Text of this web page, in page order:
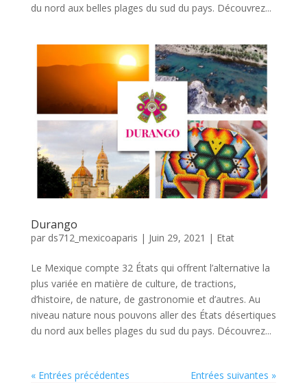
du nord aux belles plages du sud du pays. Découvrez...
Durango
par ds712_mexicoaparis | Juin 29, 2021 | Etat
Le Mexique compte 32 États qui offrent l’alternative la
plus variée en matière de culture, de tractions,
d’histoire, de nature, de gastronomie et d’autres. Au
niveau nature nous pouvons aller des États désertiques
du nord aux belles plages du sud du pays. Découvrez...
« Entrées précédentes Entrées suivantes »